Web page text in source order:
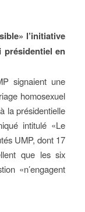
l’initiative
en
signaient une
homosexuel
la présidentielle
intitulé «Le
UMP, dont 17
que les six
«n’engagent